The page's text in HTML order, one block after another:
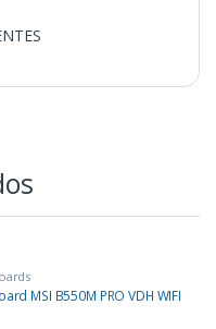
MSI B550M PRO VDH WIFI